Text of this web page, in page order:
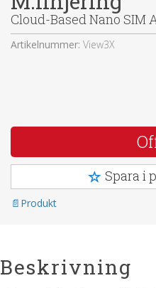
Cloud-Based Nano SIM
Artikelnummer: View3X
Spara i
Produkt
Beskrivning